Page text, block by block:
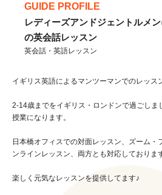
GUIDE PROFILE
レディーズアンドジェントルメ
の英会話レッスン
英会話・英語レッスン
イギリス英語によるマンツーマンでのレッス
2-14歳までをイギリス・ロンドンで過ごしま
授業になります。
日本橋オフィスでの対面レッスン、ズーム・
ンラインレッスン、両方とも対応しておりま
楽しく元気なレッスンを提供してます♪